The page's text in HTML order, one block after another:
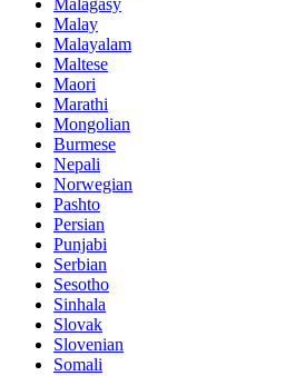
Malagasy
Malay
Malayalam
Maltese
Maori
Marathi
Mongolian
Burmese
Nepali
Norwegian
Pashto
Persian
Punjabi
Serbian
Sesotho
Sinhala
Slovak
Slovenian
Somali